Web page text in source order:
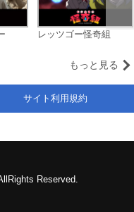
レッツゴー怪奇組
もっと見る
Reserved.
サイト利用規約